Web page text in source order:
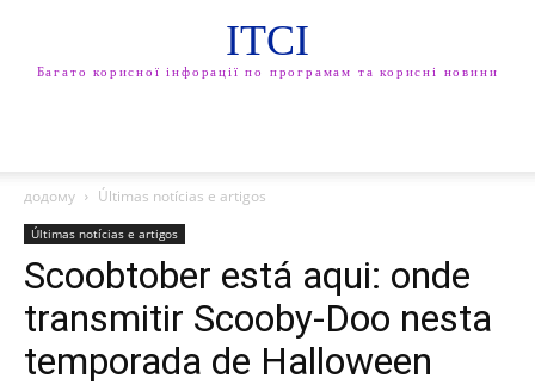
ITCI
Багато корисної інфорації по програмам та корисні новини
додому Últimas notícias e artigos
Últimas notícias e artigos
Scoobtober está aqui: onde
transmitir Scooby-Doo nesta
temporada de Halloween